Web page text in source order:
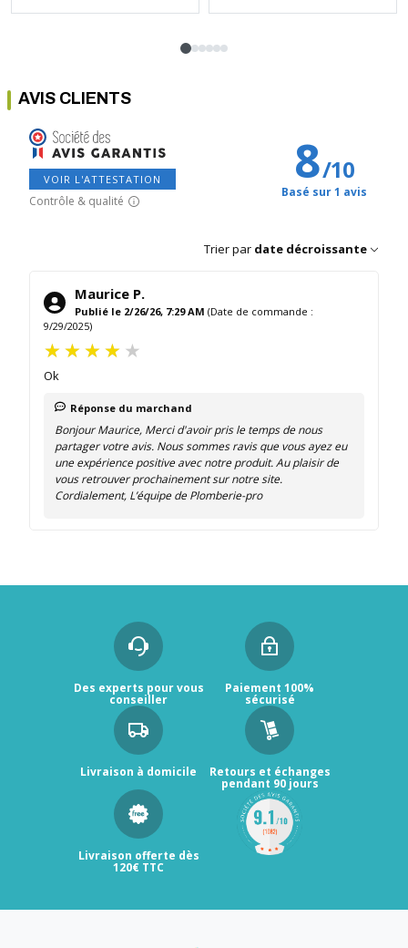
AVIS CLIENTS
VOIR L'ATTESTATION
Contrôle & qualité
8/10
Basé sur 1 avis
Trier par date décroissante
Maurice P.
Publié le 2/26/26, 7:29 AM (Date de commande :
9/29/2025)
Ok
Réponse du marchand
Bonjour Maurice, Merci d'avoir pris le temps de nous
partager votre avis. Nous sommes ravis que vous ayez eu
une expérience positive avec notre produit. Au plaisir de
vous retrouver prochainement sur notre site.
Cordialement, L’équipe de Plomberie-pro
Des experts pour vous
conseiller
Paiement 100%
sécurisé
Livraison à domicile Retours et échanges
pendant 90 jours
Livraison offerte dès
120€ TTC